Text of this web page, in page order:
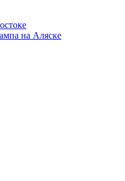
на Аляске